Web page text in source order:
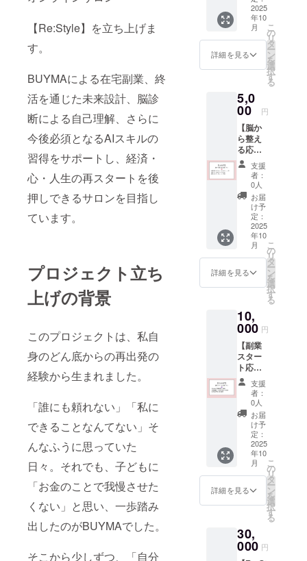
【Re:Style】を立ち上げま
す。
BUYMAによる在宅副業、終
活を通じた未来設計、脳診
断による自己理解、さらに
今後必須となるAIスキルの
習得をサポートし、経済・
心・人生の再スタートを後
押しできるサロンを目指し
ています。
プロジェクト立ち
上げの背景
このプロジェクトは、私自
身のどん底からの再出発の
経験から生まれました。
「誰にも頼れない」「私に
できることなんてない」そ
んなふうに思っていた
日々。それでも、子どもに
「お金のことで我慢させた
くない」と思い、一歩踏み
出したのがBUYMAでした。
そこから少しずつ、「自分
として、女
性の「Re:ス
タート」を
支える活動
をしていま
今回のプロ
ジェクト
は、同じよ
うに「人生
を整え直し
たい」と願
う方のため
学びとつな
がりが得ら
れるオンラ
インサロン
【Re:Style】
る第一歩で
どうぞよろ
しくお願い
いたします
掲載方
法：文
字のみ
・注意
事項：
は、必
ず備考
欄に掲
載する
お名前
をご記
入くだ
さい
ご招
待。
Re:Styl
eの世界
観を体
感して
いただ
ニイベ
ントで
す。
・
日時：
支援者
様と日
程を調
整のう
え決定
（2025
年10月
末まで
に開
催）
・
所要時
開催方
法：
Zoom（
オンラ
イン）
・
有効期
限：
2025年
10月31
日まで
・
支援者
様の通
信環
境・通
信費は
い。
・
詳細や
2025
年10
月
詳細を見る
こ
の
リ
タ
ー
ン
を
選
択
す
る
5,0
00 円
【脳か
ら整え
る応援
プラ
ン】 ・
脳診断
ミニテ
スト（4
タイプ
分析）
・
ご支援
いただ
いた方
に、登
録いた
メール
アドレ
ス宛に
「脳診
断ミニ
テス
ト」の
受診用
URLを
お送り
しま
す。
・
ミニテ
ストは
スマ
クセス
可能
で、所
支援
者：
0人
お届
け予
定：
2025
年10
月
詳細を見る
こ
の
リ
タ
ー
ン
を
選
択
す
る
10,
000 円
【副業
スター
ト応援
プラ
ン】 ・
BUYMA
入門講
座（録
画動
画）
・
収録時
間：約
60分
・
提供方
支援い
ただい
た方
支援
者：
0人
お届
け予
定：
2025
年10
月
詳細を見る
こ
の
リ
タ
ー
ン
を
選
択
す
る
30,
000 円